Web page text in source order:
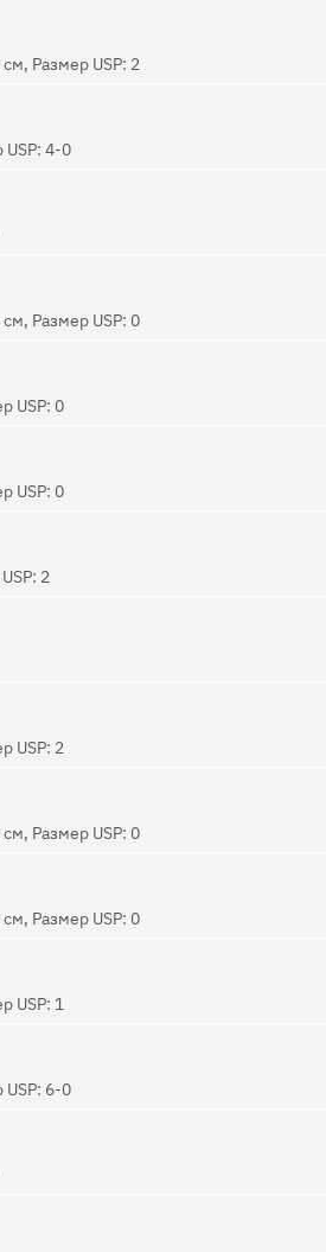
Размер USP: 2
4-0
Размер USP: 0
USP: 0
USP: 0
2
USP: 2
Размер USP: 0
Размер USP: 0
USP: 1
6-0